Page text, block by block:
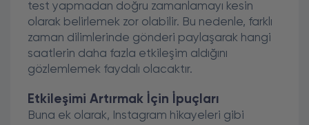
test yapmadan doğru zamanlamayı kesin
olarak belirlemek zor olabilir. Bu nedenle, farklı
zaman dilimlerinde gönderi paylaşarak hangi
saatlerin daha fazla etkileşim aldığını
gözlemlemek faydalı olacaktır.
Etkileşimi Artırmak İçin İpuçları
Buna ek olarak, Instagram hikayeleri gibi